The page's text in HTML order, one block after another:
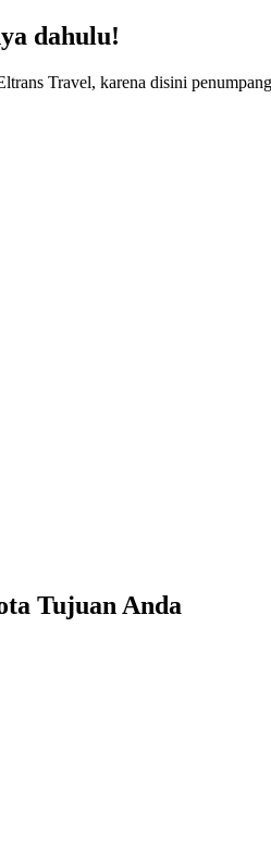
dahulu!
Travel, karena disini
Tujuan Anda